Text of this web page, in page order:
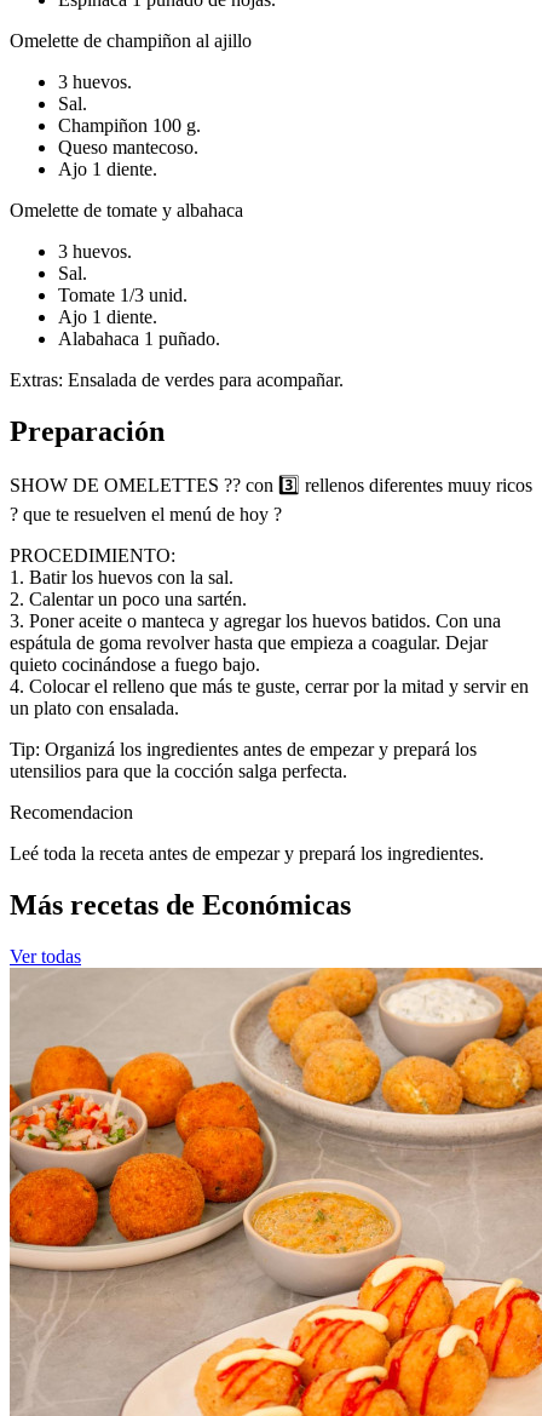
Omelette de champiñon al ajillo
3 huevos.
Sal.
Champiñon 100 g.
Queso mantecoso.
Ajo 1 diente.
Omelette de tomate y albahaca
3 huevos.
Sal.
Tomate 1/3 unid.
Ajo 1 diente.
Alabahaca 1 puñado.
Extras: Ensalada de verdes para acompañar.
Preparación
SHOW DE OMELETTES ?? con 3️⃣ rellenos diferentes muuy ricos
? que te resuelven el menú de hoy ?
PROCEDIMIENTO:
1. Batir los huevos con la sal.
2. Calentar un poco una sartén.
3. Poner aceite o manteca y agregar los huevos batidos. Con una
espátula de goma revolver hasta que empieza a coagular. Dejar
quieto cocinándose a fuego bajo.
4. Colocar el relleno que más te guste, cerrar por la mitad y servir en
un plato con ensalada.
Tip: Organizá los ingredientes antes de empezar y prepará los
utensilios para que la cocción salga perfecta.
Recomendacion
Leé toda la receta antes de empezar y prepará los ingredientes.
Más recetas de Económicas
Ver todas